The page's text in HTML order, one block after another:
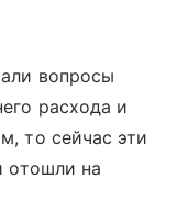
вопросы
расхода и
то сейчас эти
отошли на